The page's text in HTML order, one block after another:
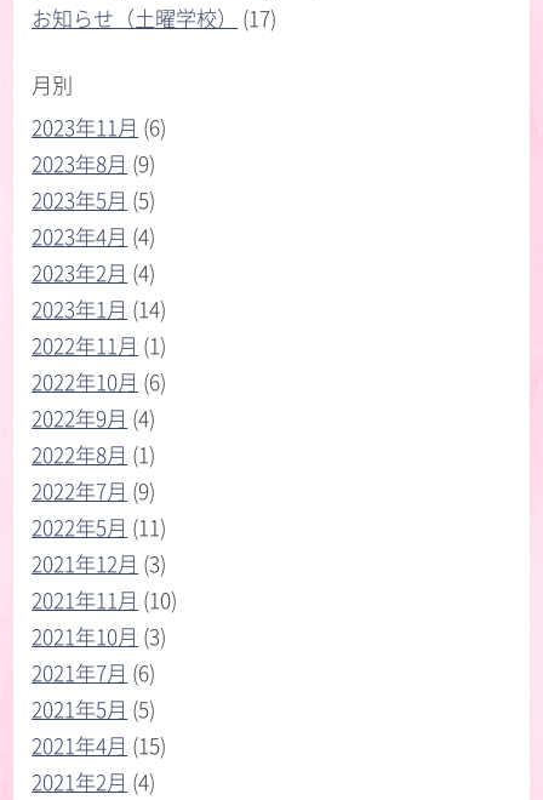
お知らせ（土曜学校）
(17)
月別
2023年11月 (6)
2023年8月 (9)
2023年5月 (5)
2023年4月 (4)
2023年2月 (4)
2023年1月 (14)
2022年11月 (1)
2022年10月 (6)
2022年9月 (4)
2022年8月 (1)
2022年7月 (9)
2022年5月 (11)
2021年12月 (3)
2021年11月 (10)
2021年10月 (3)
2021年7月 (6)
2021年5月 (5)
2021年4月 (15)
2021年2月 (4)